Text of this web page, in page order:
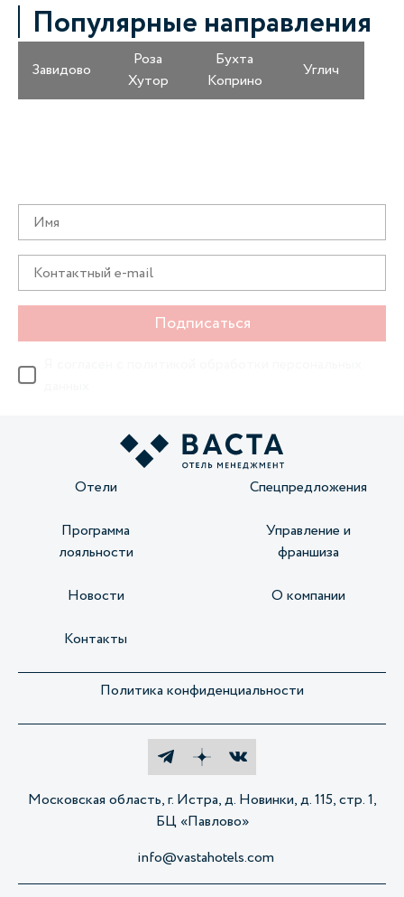
Популярные направления
Завидово
Роза
Хутор
Бухта
Коприно
Углич
Подписаться
Отели Спецпредложения
Программа
лояльности
Управление и
франшиза
Новости О компании
Контакты
Политика конфиденциальности
Московская область, г. Истра, д. Новинки, д. 115, стр. 1,
БЦ «Павлово»
info@vastahotels.com